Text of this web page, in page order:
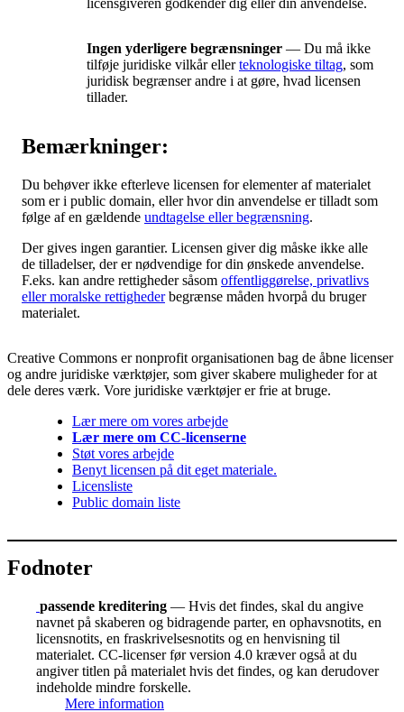
licensgiveren godkender dig eller din anvendelse.
Ingen yderligere begrænsninger — Du må ikke
tilføje juridiske vilkår ellerteknologiske tiltag, som
juridisk begrænser andre i at gøre, hvad licensen
tillader.
Bemærkninger:
Du behøver ikke efterleve licensen for elementer af materialet
som er i public domain, eller hvor din anvendelse er tilladt som
følge af en gældende undtagelse eller begrænsning.
Der gives ingen garantier. Licensen giver dig måske ikke alle
de tilladelser, der er nødvendige for din ønskede anvendelse.
F.eks. kan andre rettigheder såsom offentliggørelse, privatlivs
eller moralske rettighederbegrænse måden hvorpå du bruger
materialet.
Creative Commons er nonprofit organisationen bag de åbne licenser
og andre juridiske værktøjer, som giver skabere muligheder for at
dele deres værk. Vore juridiske værktøjer er frie at bruge.
Lær mere om vores arbejde
Lær mere om CC-licenserne
Støt vores arbejde
Benyt licensen på dit eget materiale.
Licensliste
Public domain liste
Fodnoter
passende kreditering — Hvis det findes, skal du angive
navnet på skaberen og bidragende parter, en ophavsnotits, en
licensnotits, en fraskrivelsesnotits og en henvisning til
materialet. CC-licenser før version 4.0 kræver også at du
angiver titlen på materialet hvis det findes, og kan derudover
indeholde mindre forskelle.
Mere information